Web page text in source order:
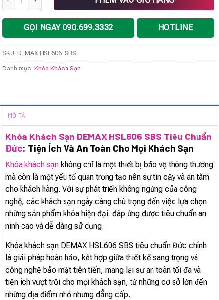
GỌI NGAY 090.699.3332 HOTLINE
SKU: DEMAX.HSL606-SBS
Danh mục: Khóa Khách Sạn
MÔ TẢ
Khóa Khách Sạn DEMAX HSL606 SBS Tiêu Chuẩn
Đức: Tiện Ích Và An Toàn Cho Mọi Khách Sạn
Khóa khách sạn không chỉ là một thiết bị bảo vệ thông thường
mà còn là một yếu tố quan trọng tạo nên sự tin cậy và an tâm
cho khách hàng. Với sự phát triển không ngừng của công
nghệ, các khách sạn ngày càng chú trọng đến việc lựa chọn
những sản phẩm khóa hiện đại, đáp ứng được tiêu chuẩn an
ninh cao và dễ dàng sử dụng.
Khóa khách sạn DEMAX HSL606 SBS tiêu chuẩn Đức chính
là giải pháp hoàn hảo, kết hợp giữa thiết kế sang trọng và
công nghệ bảo mật tiên tiến, mang lại sự an toàn tối đa và
tiện ích vượt trội cho mọi khách sạn, từ những cơ sở lớn đến
những địa điểm nhỏ nhưng đẳng cấp.